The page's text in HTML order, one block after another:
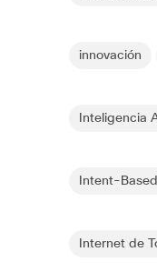
innovación
Inteligencia
Intent-
Internet de